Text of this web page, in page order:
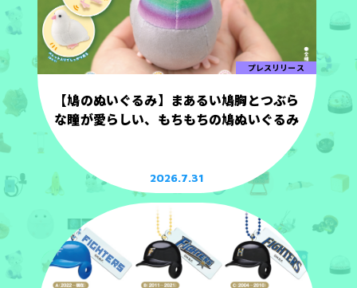
プレスリリース
【鳩のぬいぐるみ】まあるい鳩胸とつぶら
な瞳が愛らしい、もちもちの鳩ぬいぐるみ
2026.7.31